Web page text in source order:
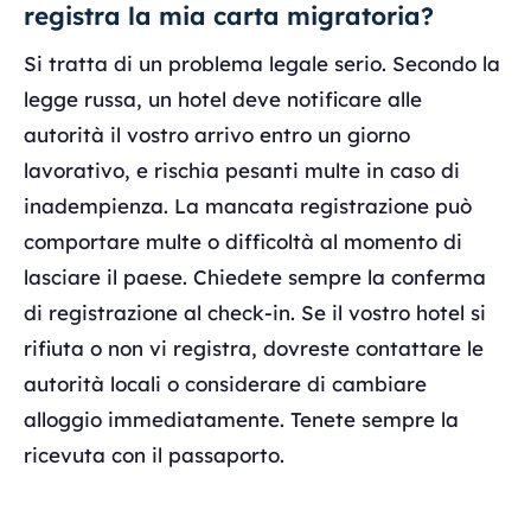
registra la mia carta migratoria?
Si tratta di un problema legale serio. Secondo la
legge russa, un hotel deve notificare alle
autorità il vostro arrivo entro un giorno
lavorativo, e rischia pesanti multe in caso di
inadempienza. La mancata registrazione può
comportare multe o difficoltà al momento di
lasciare il paese. Chiedete sempre la conferma
di registrazione al check-in. Se il vostro hotel si
rifiuta o non vi registra, dovreste contattare le
autorità locali o considerare di cambiare
alloggio immediatamente. Tenete sempre la
ricevuta con il passaporto.